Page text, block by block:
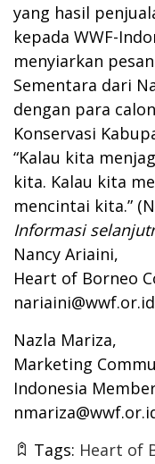
yang hasil
kepada WWF-
menyiarkan
Sementara dari
dengan para
Konservasi
“Kalau kita
kita. Kalau kita
mencintai kita.”
Informasi
Nancy Ariaini,
Heart of Borneo
nariaini@wwf.or.id
Nazla Mariza,
Marketing
Indonesia
Tags: Heart of